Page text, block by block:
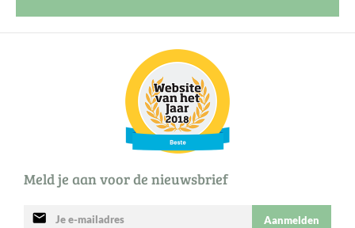
Meld je aan voor de nieuwsbrief
mail Aanmelden